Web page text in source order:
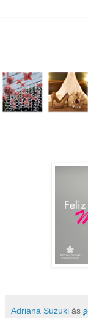
Adriana Suzuki às